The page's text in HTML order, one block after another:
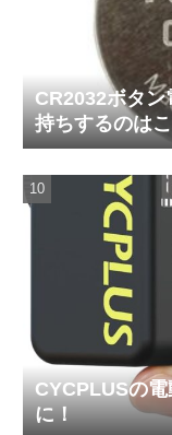
CR2032ボタン
持ちするのは
CYCPLUSの
に！